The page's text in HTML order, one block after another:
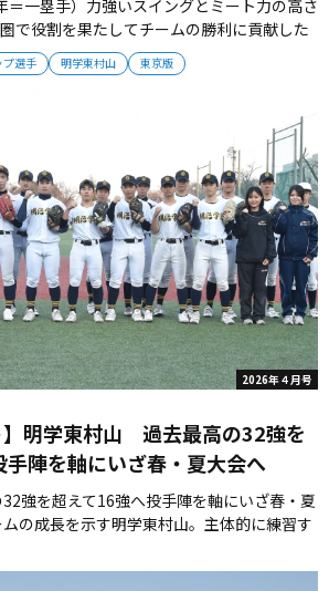
プ選手 明学東村山 東京版
＝一塁手）力強いスイングとミート力の高さ
で役割を果たしてチームの勝利に貢献した
3年）田中拓実（3年）久保は182センチ80
ロのストレートを投げる本格派エース。
2026年４月号
】明学東村山 過去最高の32強を
陣を軸にいざ春・夏大会へ
強を超えて16強へ投手陣を軸にいざ春・夏
の成長を示す明学東村山。主体的に練習す
ームは、過去最高のベスト32を超えて、ベ
く。 ■日々の練習から夏を意識 今年は勝負